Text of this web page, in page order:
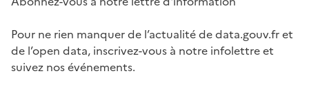
Pour ne rien manquer de l’actualité de data.gouv.fr et
de l’open data, inscrivez-vous à notre infolettre et
suivez nos événements.